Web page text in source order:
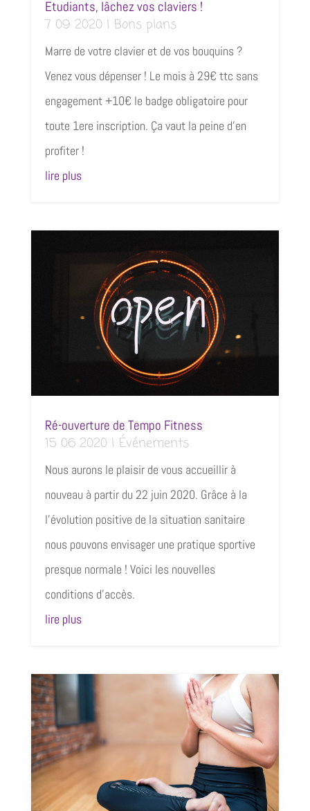
Etudiants, lâchez vos claviers !
7 09 2020| Bons plans
Marre de votre clavier et de vos bouquins ?
Venez vous dépenser ! Le mois à 29€ ttc sans
engagement +10€ le badge obligatoire pour
toute 1ere inscription. Ça vaut la peine d’en
profiter !
lire plus
Ré-ouverture de Tempo Fitness
15 06 2020| Événements
Nous aurons le plaisir de vous accueillir à
nouveau à partir du 22 juin 2020. Grâce à la
l’évolution positive de la situation sanitaire
nous pouvons envisager une pratique sportive
presque normale ! Voici les nouvelles
conditions d’accès.
lire plus